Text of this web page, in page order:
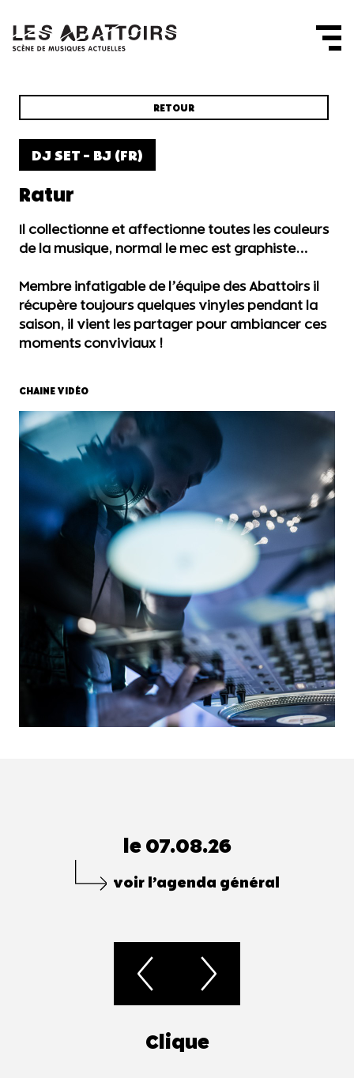
RETOUR
DJ SET - BJ (FR)
Ratur
Il collectionne et affectionne toutes les couleurs
de la musique, normal le mec est graphiste…
Membre infatigable de l’équipe des Abattoirs il
récupère toujours quelques vinyles pendant la
saison, il vient les partager pour ambiancer ces
moments conviviaux !
CHAINE VIDÉO
le 07.08.26
voir l’agenda général
Clique